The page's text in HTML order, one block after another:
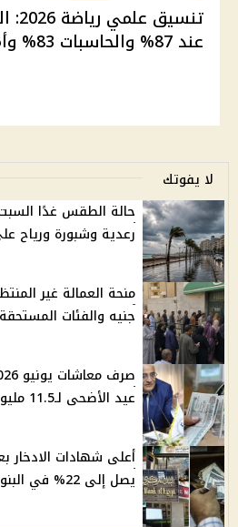
عند 87% والحاسبات 83% وأماكن بال...
لا يفوتك
رعدية وشبورة ورياح
جنيه والفئات
عيد الأضحى لـ11.5 مليون مواطن
أعلى شهادات الادخار
يصل إلى 22% في البنوك